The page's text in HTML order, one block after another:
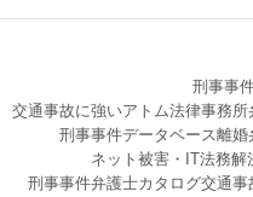
刑事事
交通事故に強いアトム法律事務
刑事事件データベース離婚
ネット被害・IT法務解
刑事事件弁護士カタログ交通事